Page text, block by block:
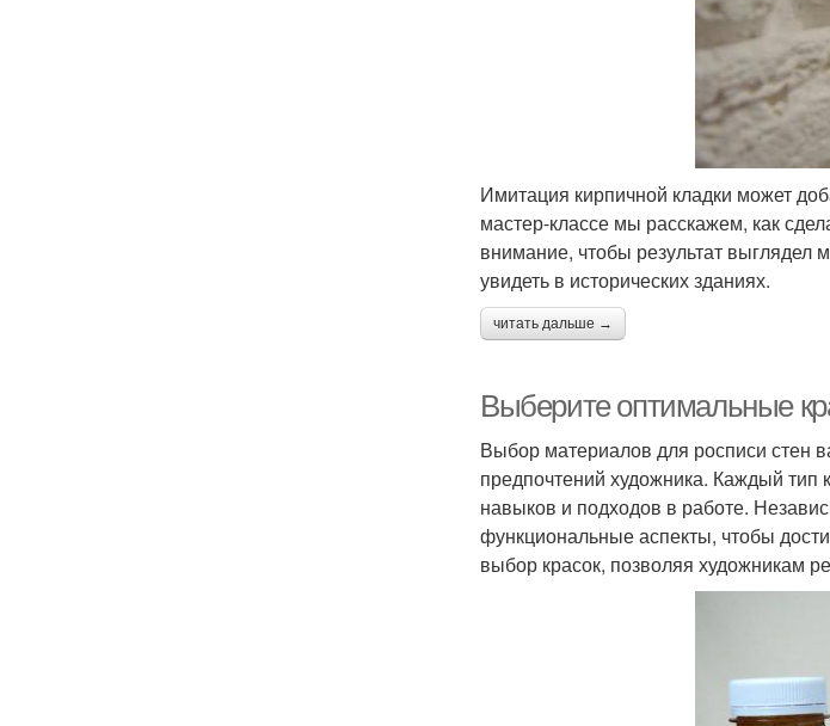
Имитация кирпичной кладки может
мастер-классе мы расскажем, как
внимание, чтобы результат выглядел
увидеть в исторических зданиях.
читать дальше →
Выберите оптимальные
Выбор материалов для росписи стен
предпочтений художника. Каждый тип
навыков и подходов в работе.
функциональные аспекты, чтобы
выбор красок, позволяя художникам